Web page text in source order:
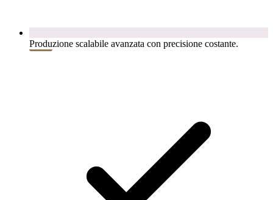
Produzione scalabile avanzata con precisione costante.